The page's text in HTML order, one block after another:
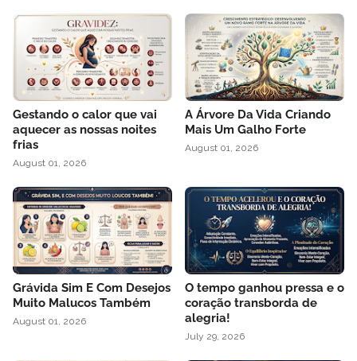
Gestando o calor que vai
aquecer as nossas noites
frias
August 01, 2026
A Árvore Da Vida Criando
Mais Um Galho Forte
August 01, 2026
Grávida Sim E Com Desejos
Muito Malucos Também
August 01, 2026
O tempo ganhou pressa e o
coração transborda de
alegria!
July 29, 2026